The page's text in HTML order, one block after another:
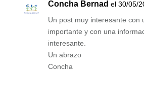
Concha Bernad el 30/05/
Un post muy interesante con
importante y con una
interesante.
Un abrazo
Concha